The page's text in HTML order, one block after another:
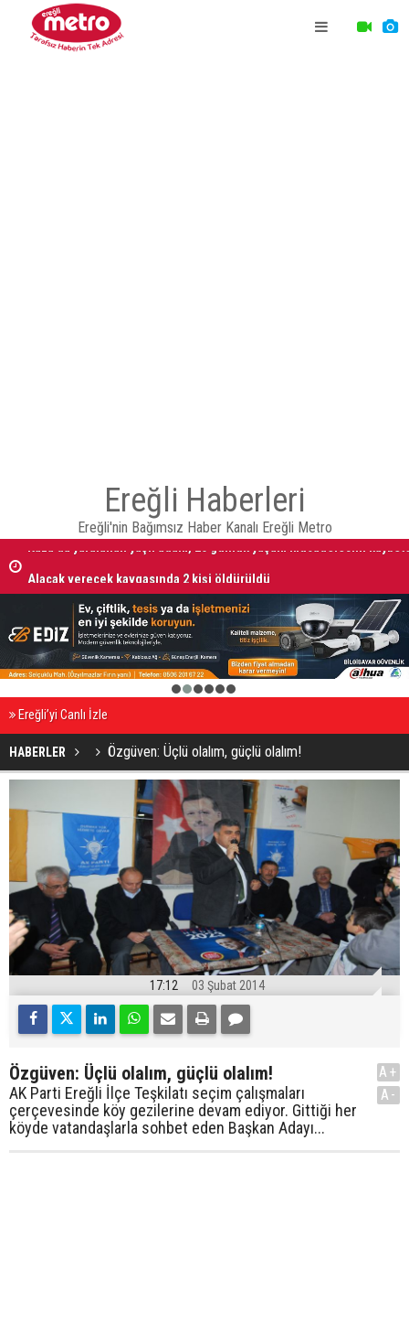
Ereğli Haberleri
Ereğli'nin Bağımsız Haber Kanalı Ereğli Metro
2 3 4 5 6
Ereğli’yi Canlı İzle
HABERLER Özgüven: Üçlü olalım, güçlü olalım!
17:12 03 Şubat 2014
Özgüven: Üçlü olalım, güçlü olalım!
AK Parti Ereğli İlçe Teşkilatı seçim çalışmaları
çerçevesinde köy gezilerine devam ediyor. Gittiği her
köyde vatandaşlarla sohbet eden Başkan Adayı...
A+
A-